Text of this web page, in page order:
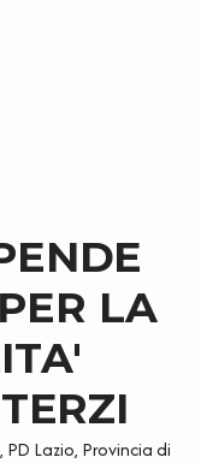
LA
, PD Lazio, Provincia di